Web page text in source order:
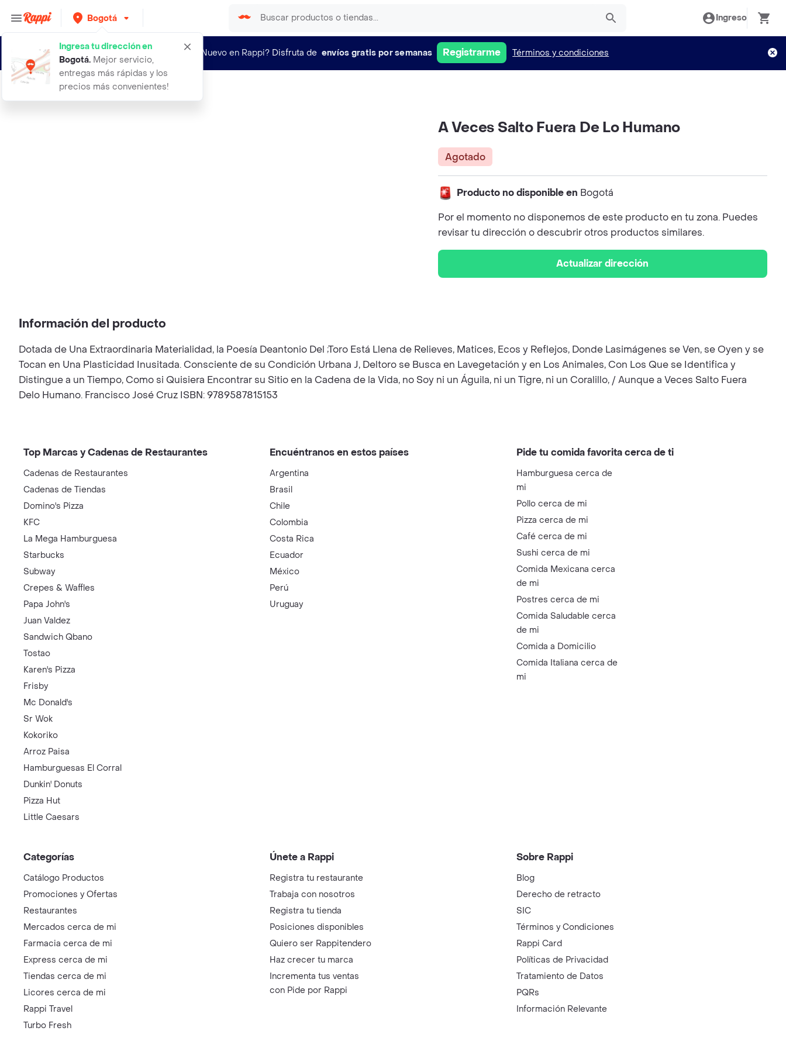
Bogotá
Ingresa tu dirección en
Bogotá. Mejor servicio,
entregas más rápidas y los
precios más convenientes!
Ingreso
¿Nuevo en Rappi? Disfruta de envíos gratis por semanas Registrarme Términos y condiciones
a veces salto fuera de lo humano
A Veces Salto Fuera De Lo Humano
Agotado
Producto no disponible en Bogotá
Por el momento no disponemos de este producto en tu zona. Puedes
revisar tu dirección o descubrir otros productos similares.
Actualizar dirección
Información del producto
Dotada de Una Extraordinaria Materialidad, la Poesía Deantonio Del ;Toro Está Llena de Relieves, Matices, Ecos y Reflejos, Donde Lasimágenes se Ven, se Oyen y se
Tocan en Una Plasticidad Inusitada. Consciente de su Condición Urbana J, Deltoro se Busca en Lavegetación y en Los Animales, Con Los Que se Identifica y
Distingue a un Tiempo, Como si Quisiera Encontrar su Sitio en la Cadena de la Vida, no Soy ni un Águila, ni un Tigre, ni un Coralillo, / Aunque a Veces Salto Fuera
Delo Humano. Francisco José Cruz ISBN: 9789587815153
Top Marcas y Cadenas de Restaurantes
Cadenas de Restaurantes
Cadenas de Tiendas
Domino's Pizza
KFC
La Mega Hamburguesa
Starbucks
Subway
Crepes & Waffles
Papa John's
Juan Valdez
Sandwich Qbano
Tostao
Karen's Pizza
Frisby
Mc Donald's
Sr Wok
Kokoriko
Arroz Paisa
Hamburguesas El Corral
Dunkin' Donuts
Pizza Hut
Little Caesars
Encuéntranos en estos países
Argentina
Brasil
Chile
Colombia
Costa Rica
Ecuador
México
Perú
Uruguay
Pide tu comida favorita cerca de ti
Hamburguesa cerca de
mi
Pollo cerca de mi
Pizza cerca de mi
Café cerca de mi
Sushi cerca de mi
Comida Mexicana cerca
de mi
Postres cerca de mi
Comida Saludable cerca
de mi
Comida a Domicilio
Comida Italiana cerca de
mi
Categorías
Catálogo Productos
Promociones y Ofertas
Restaurantes
Mercados cerca de mi
Farmacia cerca de mi
Express cerca de mi
Tiendas cerca de mi
Licores cerca de mi
Rappi Travel
Turbo Fresh
Únete a Rappi
Registra tu restaurante
Trabaja con nosotros
Registra tu tienda
Posiciones disponibles
Quiero ser Rappitendero
Haz crecer tu marca
Incrementa tus ventas
con Pide por Rappi
Sobre Rappi
Blog
Derecho de retracto
SIC
Términos y Condiciones
Rappi Card
Políticas de Privacidad
Tratamiento de Datos
PQRs
Información Relevante